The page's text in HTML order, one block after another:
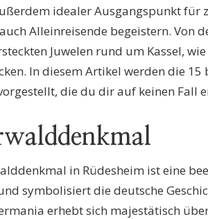
idealer Ausgangspunkt für
Alleinreisende begeistern. Von
Juwelen rund um Kassel,
In diesem Artikel werden die 15
die du dir auf keinen Fall
in Rüdesheim ist eine
symbolisiert die deutsche
erhebt sich majestätisch